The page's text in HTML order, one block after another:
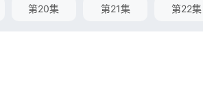
第20集 第21集 第22集